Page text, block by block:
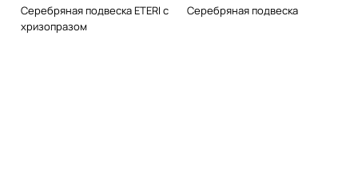
Серебряная подвеска ETERI с
хризопразом
Серебряная подвеска